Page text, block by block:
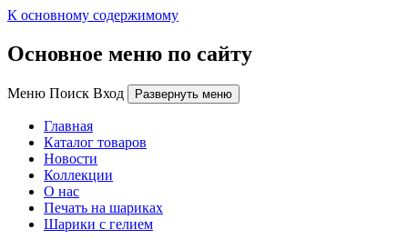
К основному содержимому
Основное меню по сайту
Меню Поиск Вход Развернуть меню
Главная
Каталог товаров
Новости
Коллекции
О нас
Печать на шариках
Шарики с гелием